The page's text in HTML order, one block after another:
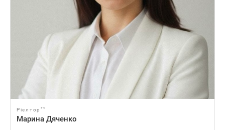
Рієлтор **
Марина Дяченко